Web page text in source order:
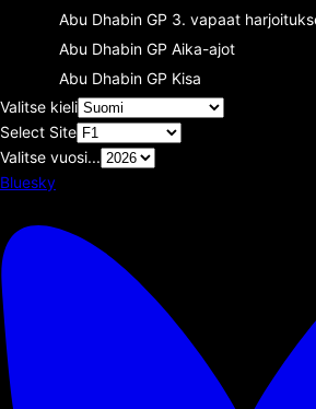
Abu Dhabin GP 3. vapaat
Abu Dhabin GP Aika-ajot
Abu Dhabin GP Kisa
Valitse kieli
Select Site
Valitse vuosi...
Bluesky